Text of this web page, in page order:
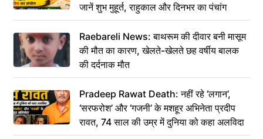
जानें शुभ मुहूर्त, राहुकाल और दिनभर का पंचांग
Raebareli News: बाथरूम की दीवार बनी मासूम
की मौत का कारण, खेलते-खेलते छह वर्षीय बालक
की दर्दनाक मौत
Pradeep Rawat Death: नहीं रहे ‘लगान’,
‘सरफरोश’ और ‘गजनी’ के मशहूर अभिनेता प्रदीप
रावत, 74 साल की उम्र में दुनिया को कहा अलविदा